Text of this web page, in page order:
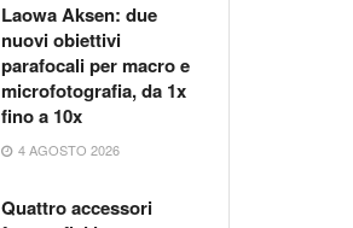
Laowa Aksen: due
nuovi obiettivi
parafocali per macro e
microfotografia, da 1x
fino a 10x
4 AGOSTO 2026
Quattro accessori